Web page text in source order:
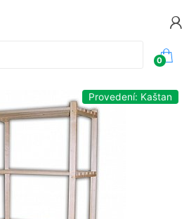
0
Provedení: Kaštan